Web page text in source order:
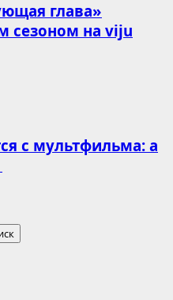
глава»
сезоном на viju
с мультфильма: а